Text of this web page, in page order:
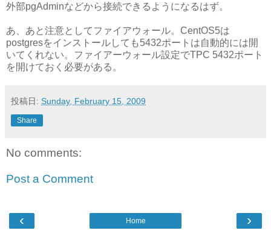
外部pgAdminなどから接続できるようになるはず。
あ、あと注意としてファイアウォール。CentOS5は
postgresをインストールしても5432ポートは自動的には開
いてくれない。ファイアーウォール設定でTPC 5432ポート
を開けておく必要がある。
投稿日: Sunday, February 15, 2009
Share
No comments:
Post a Comment
‹ ›
Home